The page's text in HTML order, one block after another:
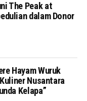
The Peak at
dalam Donor
Hayam Wuruk
Nusantara
Kelapa”